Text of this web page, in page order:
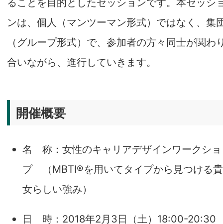
ンは、個人（マンツーマン形式）ではなく、集
（グループ形式）で、参加者の方々同士が関わ
合いながら、進行していきます。
開催概要
名 称：女性のキャリアデザインワークシ
プ （MBTI®を用いてタイプから見つける貴
女らしい強み）
日 時：2018年2月3日（土）18:00-20:30